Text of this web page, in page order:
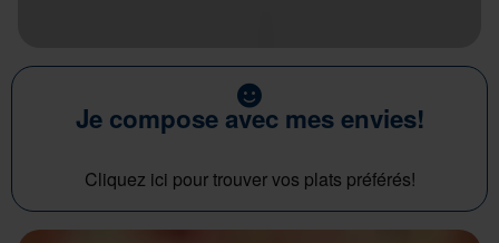
Je compose avec mes envies!
Cliquez ici pour trouver vos plats préférés!